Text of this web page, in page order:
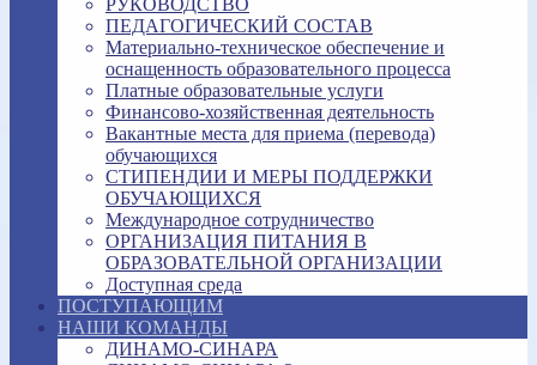
ПЕДАГОГИЧЕСКИЙ СОСТАВ
Материально-техническое обеспечение и
оснащенность образовательного процесса
Платные образовательные услуги
Финансово-хозяйственная деятельность
Вакантные места для приема (перевода)
обучающихся
СТИПЕНДИИ И МЕРЫ ПОДДЕРЖКИ
ОБУЧАЮЩИХСЯ
Международное сотрудничество
ОРГАНИЗАЦИЯ ПИТАНИЯ В
ОБРАЗОВАТЕЛЬНОЙ ОРГАНИЗАЦИИ
Доступная среда
ПОСТУПАЮЩИМ
НАШИ КОМАНДЫ
ДИНАМО-СИНАРА